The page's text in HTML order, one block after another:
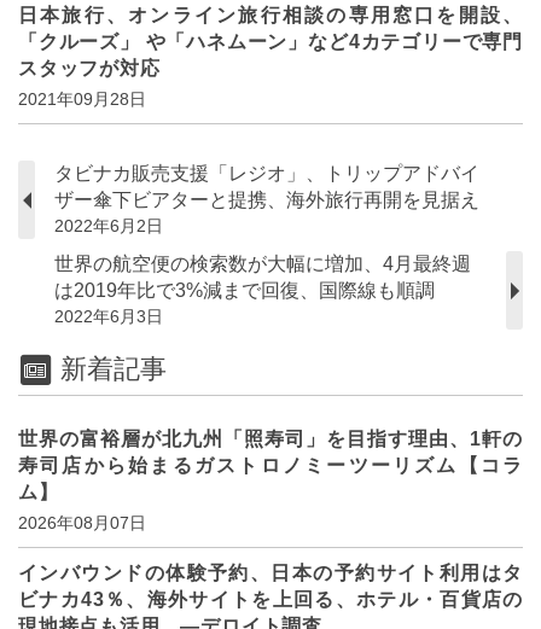
日本旅行、オンライン旅行相談の専用窓口を開設、
「クルーズ」 や「ハネムーン」など4カテゴリーで専門
スタッフが対応
2021年09月28日
タビナカ販売支援「レジオ」、トリップアドバイ
ザー傘下ビアターと提携、海外旅行再開を見据え
2022年6月2日
世界の航空便の検索数が大幅に増加、4月最終週
は2019年比で3%減まで回復、国際線も順調
2022年6月3日
新着記事
世界の富裕層が北九州「照寿司」を目指す理由、1軒の
寿司店から始まるガストロノミーツーリズム【コラ
ム】
2026年08月07日
インバウンドの体験予約、日本の予約サイト利用はタ
ビナカ43％、海外サイトを上回る、ホテル・百貨店の